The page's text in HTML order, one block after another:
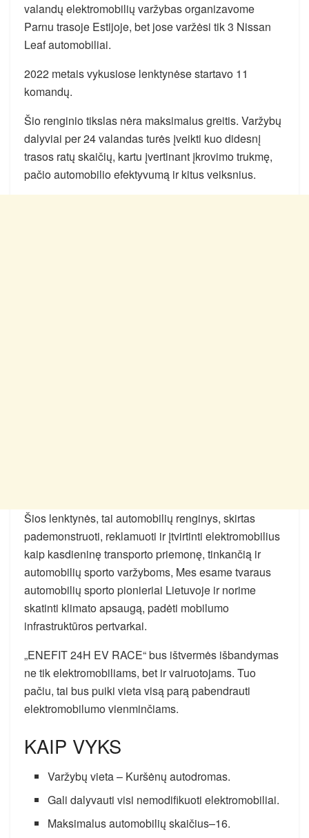
valandų elektromobilių varžybas organizavome
Parnu trasoje Estijoje, bet jose varžėsi tik 3 Nissan
Leaf automobiliai.
2022 metais vykusiose lenktynėse startavo 11
komandų.
Šio renginio tikslas nėra maksimalus greitis. Varžybų
dalyviai per 24 valandas turės įveikti kuo didesnį
trasos ratų skaičių, kartu įvertinant įkrovimo trukmę,
pačio automobilio efektyvumą ir kitus veiksnius.
Šios lenktynės, tai automobilių renginys, skirtas
pademonstruoti, reklamuoti ir įtvirtinti elektromobilius
kaip kasdieninę transporto priemonę, tinkančią ir
automobilių sporto varžyboms, Mes esame tvaraus
automobilių sporto pionieriai Lietuvoje ir norime
skatinti klimato apsaugą, padėti mobilumo
infrastruktūros pertvarkai.
„ENEFIT 24H EV RACE“ bus ištvermės išbandymas
ne tik elektromobiliams, bet ir vairuotojams. Tuo
pačiu, tai bus puiki vieta visą parą pabendrauti
elektromobilumo vienminčiams.
KAIP VYKS
Varžybų vieta – Kuršėnų autodromas.
Gali dalyvauti visi nemodifikuoti elektromobiliai.
Maksimalus automobilių skaičius–16.